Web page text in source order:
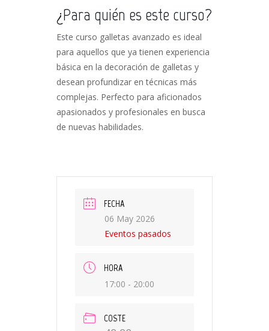
¿Para quién es este curso?
Este curso galletas avanzado es ideal
para aquellos que ya tienen experiencia
básica en la decoración de galletas y
desean profundizar en técnicas más
complejas. Perfecto para aficionados
apasionados y profesionales en busca
de nuevas habilidades.
FECHA
06 May 2026
Eventos pasados
HORA
17:00 - 20:00
COSTE